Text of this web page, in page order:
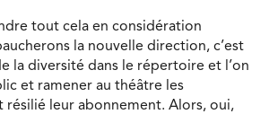
tout cela en considération
la nouvelle direction, c’est
la diversité dans le répertoire et l’on
et ramener au théâtre les
résilié leur abonnement. Alors, oui,